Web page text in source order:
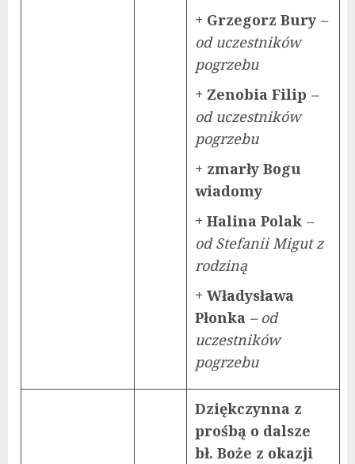
+ Grzegorz Bury –
od uczestników
pogrzebu
+ Zenobia Filip –
od uczestników
pogrzebu
+ zmarły Bogu
wiadomy
+ Halina Polak –
od Stefanii Migut z
rodziną
+ Władysława
Płonka – od
uczestników
pogrzebu
Dziękczynna z
prośbą o dalsze
bł. Boże z okazji